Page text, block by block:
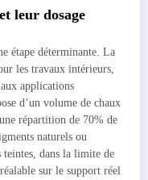
leur dosage
étape déterminante. La
les travaux intérieurs,
applications
d’un volume de chaux
répartition de 70% de
naturels ou
teintes, dans la limite de
sur le support réel